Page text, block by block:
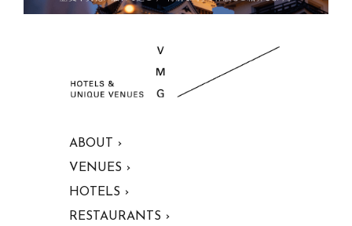
ABOUT ›
VENUES ›
HOTELS ›
RESTAURANTS ›